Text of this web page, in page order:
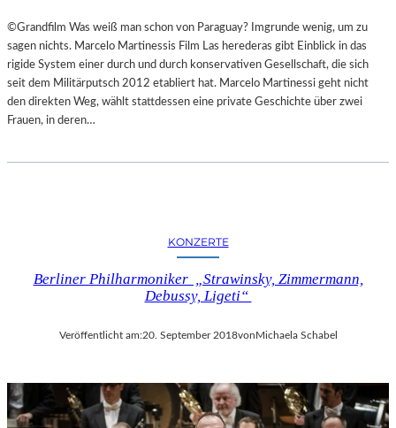
©Grandfilm Was weiß man schon von Paraguay? Imgrunde wenig, um zu
sagen nichts. Marcelo Martinessis Film Las herederas gibt Einblick in das
rigide System einer durch und durch konservativen Gesellschaft, die sich
seit dem Militärputsch 2012 etabliert hat. Marcelo Martinessi geht nicht
den direkten Weg, wählt stattdessen eine private Geschichte über zwei
Frauen, in deren…
KONZERTE
Berliner Philharmoniker „Strawinsky, Zimmermann,
Debussy, Ligeti“
Veröffentlicht am:20. September 2018vonMichaela Schabel